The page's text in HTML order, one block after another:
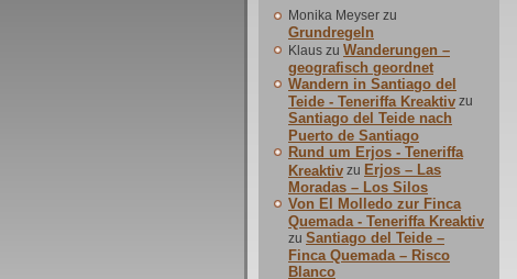
Monika Meyser zu
Grundregeln
Klaus zu Wanderungen –
geografisch geordnet
Wandern in Santiago del
Teide - Teneriffa Kreaktiv zu
Santiago del Teide nach
Puerto de Santiago
Rund um Erjos - Teneriffa
Kreaktiv zu Erjos – Las
Moradas – Los Silos
Von El Molledo zur Finca
Quemada - Teneriffa Kreaktiv
zu Santiago del Teide –
Finca Quemada – Risco
Blanco